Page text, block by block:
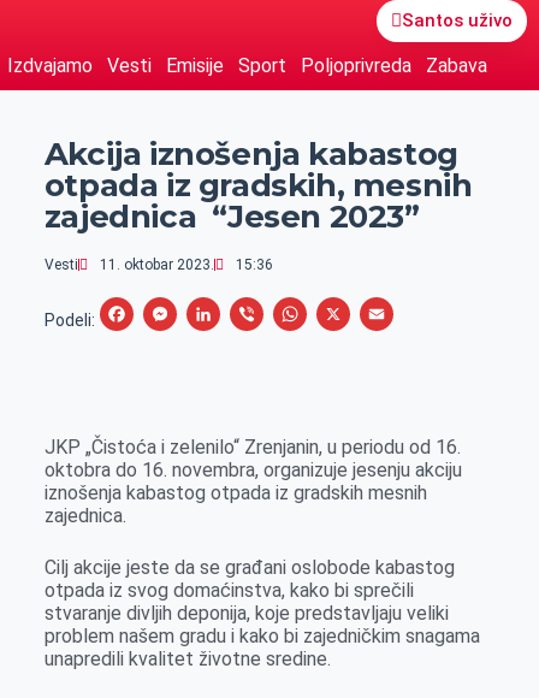
Santos uživo
Izdvajamo Vesti Emisije Sport Poljoprivreda Zabava
Akcija iznošenja kabastog
otpada iz gradskih, mesnih
zajednica “Jesen 2023”
Vesti 11. oktobar 2023. 15:36
Podeli:
F
b
o
M
e
n
r
L
e
d
V
r
W
s
A
X
E
l
JKP „Čistoća i zelenilo“ Zrenjanin, u periodu od 16.
oktobra do 16. novembra, organizuje jesenju akciju
iznošenja kabastog otpada iz gradskih mesnih
zajednica.
Cilj akcije jeste da se građani oslobode kabastog
otpada iz svog domaćinstva, kako bi sprečili
stvaranje divljih deponija, koje predstavljaju veliki
problem našem gradu i kako bi zajedničkim snagama
unapredili kvalitet životne sredine.